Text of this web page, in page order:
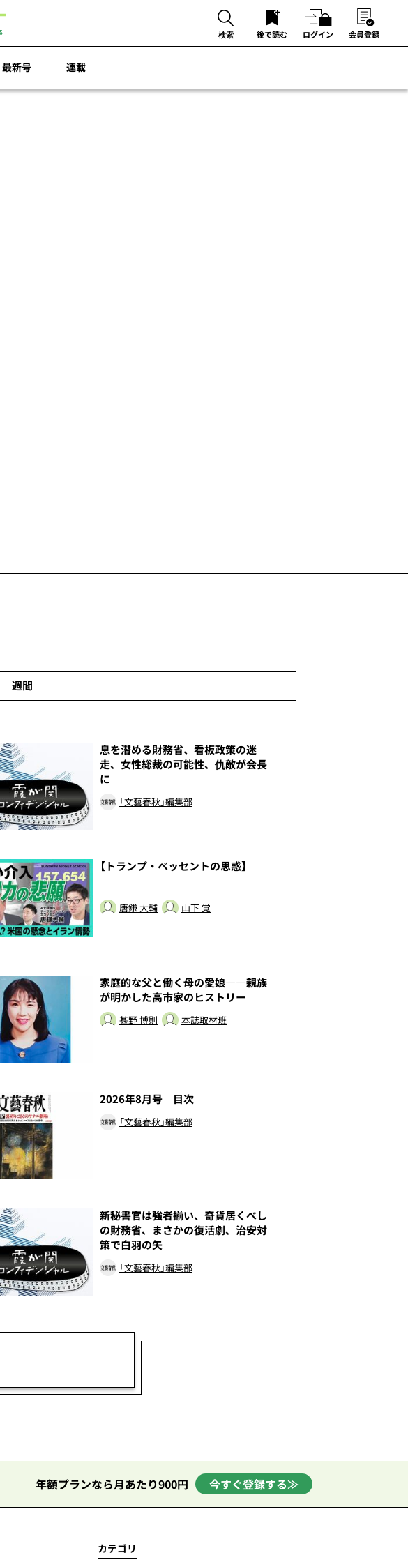
検索 後で読む ログイン 会員登録
最新号 連載
週間
息を潜める財務省、看板政策の迷
走、女性総裁の可能性、仇敵が会長
に
「文藝春秋」編集部
【トランプ・ベッセントの思惑】
唐鎌 大輔 山下 覚
家庭的な父と働く母の愛娘――親族
が明かした高市家のヒストリー
甚野 博則 本誌取材班
2026年8月号 目次
「文藝春秋」編集部
新秘書官は強者揃い、奇貨居くべし
の財務省、まさかの復活劇、治安対
策で白羽の矢
「文藝春秋」編集部
年額プランなら月あたり900円 今すぐ登録する≫
カテゴリ